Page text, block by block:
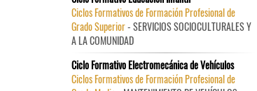
Ciclos Formativos de Formación Profesional de
Grado Superior- SERVICIOS SOCIOCULTURALES Y
A LA COMUNIDAD
Ciclo Formativo Electromecánica de Vehículos
Ciclos Formativos de Formación Profesional de